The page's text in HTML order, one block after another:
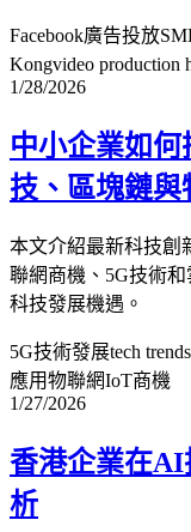
Facebook廣告投放
Kongvideo production
1/28/2026
中小企業如
技、區塊鏈
本文介紹最新科技創
聯網商機、5G技術
科技發展機遇。
5G技術發展tech trends
應用物聯網IoT商機
1/27/2026
香港企業在AI
析